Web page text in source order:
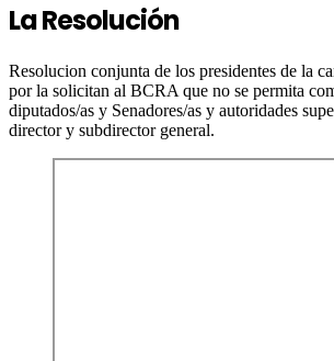
La Resolución
Resolucion conjunta de los presidentes de la
por la solicitan al BCRA que no se permita
diputados/as y Senadores/as y autoridades
director y subdirector general.